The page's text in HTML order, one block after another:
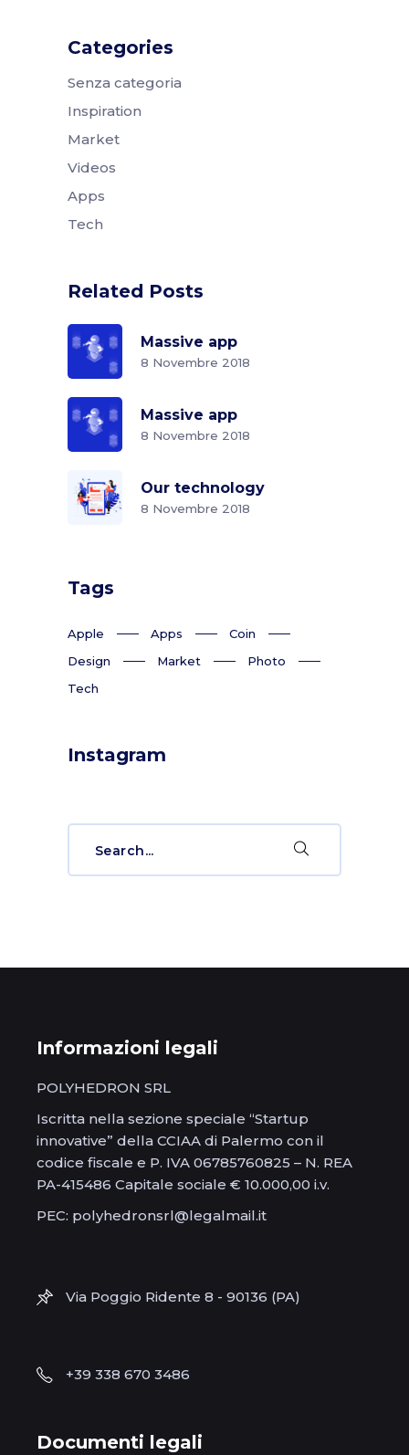
Categories
Senza categoria
Inspiration
Market
Videos
Apps
Tech
Related Posts
Massive app
8 Novembre 2018
Massive app
8 Novembre 2018
Our technology
8 Novembre 2018
Tags
Apple Apps
Coin
Design
Market
Photo
Tech
Instagram
Informazioni legali
POLYHEDRON SRL
Iscritta nella sezione speciale “Startup
innovative” della CCIAA di Palermo con il
codice fiscale e P. IVA 06785760825 – N. REA
PA-415486 Capitale sociale € 10.000,00 i.v.
PEC: polyhedronsrl@legalmail.it
Via Poggio Ridente 8 - 90136 (PA)
+39 338 670 3486
Documenti legali